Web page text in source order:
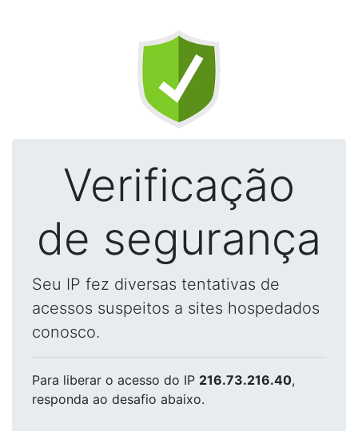
Verificação
de segurança
Seu IP fez diversas tentativas de
acessos suspeitos a sites hospedados
conosco.
Para liberar o acesso do IP 216.73.216.40,
responda ao desafio abaixo.